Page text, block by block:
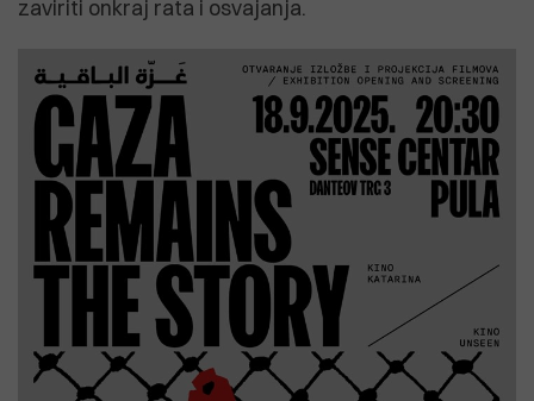
zaviriti onkraj rata i osvajanja.